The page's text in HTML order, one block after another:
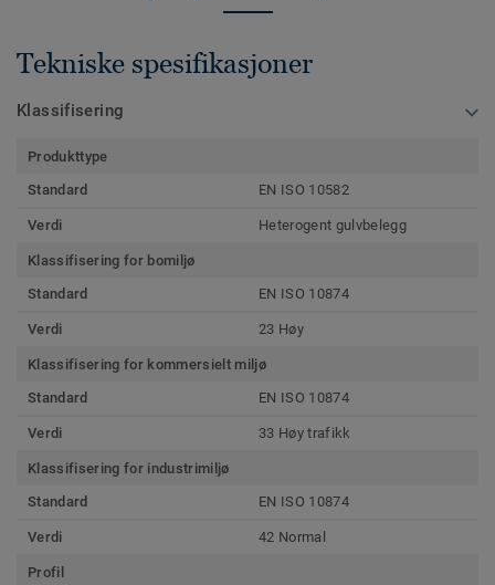
Tekniske spesifikasjoner
Klassifisering
Produkttype
Standard
EN ISO 10582
Verdi Heterogent gulvbelegg
Klassifisering for bomiljø
Standard
EN ISO 10874
Verdi 23 Høy
Klassifisering for kommersielt miljø
Standard
EN ISO 10874
Verdi 33 Høy trafikk
Klassifisering for industrimiljø
Standard
EN ISO 10874
Verdi 42 Normal
Profil